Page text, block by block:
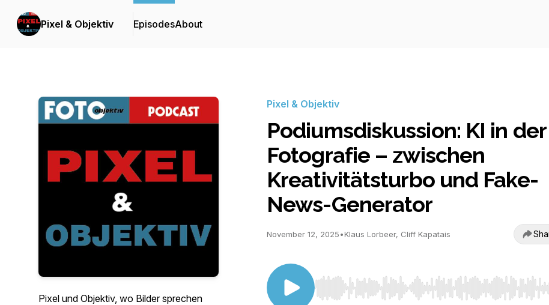
Pixel & Objektiv EpisodesAbout
Pixel und Objektiv, wo Bilder sprechen
Pixel & Objektiv
Podiumsdiskussion: KI in der
Fotografie – zwischen
Kreativitätsturbo und Fake-
News-Generator
November 12, 2025•Klaus Lorbeer, Cliff Kapatais
Use Left/Right to seek, Home/End to jump to start or